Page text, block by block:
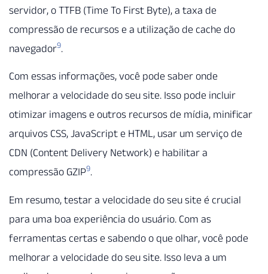
servidor, o TTFB (Time To First Byte), a taxa de
compressão de recursos e a utilização de cache do
navegador9.
Com essas informações, você pode saber onde
melhorar a velocidade do seu site. Isso pode incluir
otimizar imagens e outros recursos de mídia, minificar
arquivos CSS, JavaScript e HTML, usar um serviço de
CDN (Content Delivery Network) e habilitar a
compressão GZIP9.
Em resumo, testar a velocidade do seu site é crucial
para uma boa experiência do usuário. Com as
ferramentas certas e sabendo o que olhar, você pode
melhorar a velocidade do seu site. Isso leva a um